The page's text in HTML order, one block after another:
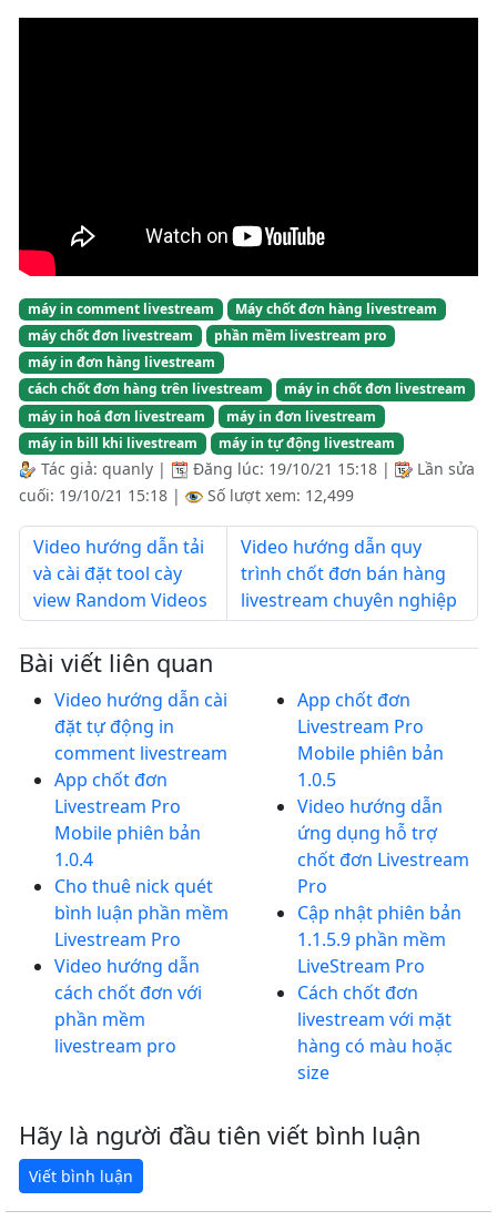
máy in comment livestream
Máy chốt đơn hàng livestream
máy chốt đơn livestream
phần mềm livestream pro
máy in đơn hàng livestream
cách chốt đơn hàng trên livestream
máy in chốt đơn livestream
máy in hoá đơn livestream
máy in đơn livestream
máy in bill khi livestream
máy in tự động livestream
Tác giả: quanly | Đăng lúc: 19/10/21 15:18 |
Lần sửa
cuối: 19/10/21 15:18 | Số lượt xem: 12,499
Video hướng dẫn tải
và cài đặt tool cày
view Random Videos
Video hướng dẫn quy
trình chốt đơn bán hàng
livestream chuyên nghiệp
Bài viết liên quan
Video hướng dẫn cài
đặt tự động in
comment livestream
App chốt đơn
Livestream Pro
Mobile phiên bản
1.0.4
Cho thuê nick quét
bình luận phần mềm
Livestream Pro
Video hướng dẫn
cách chốt đơn với
phần mềm
livestream pro
App chốt đơn
Livestream Pro
Mobile phiên bản
1.0.5
Video hướng dẫn
ứng dụng hỗ trợ
chốt đơn Livestream
Pro
Cập nhật phiên bản
1.1.5.9 phần mềm
LiveStream Pro
Cách chốt đơn
livestream với mặt
hàng có màu hoặc
size
Hãy là người đầu tiên viết bình luận